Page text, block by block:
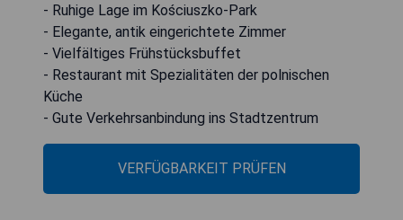
- Ruhige Lage im Kościuszko-Park
- Elegante, antik eingerichtete Zimmer
- Vielfältiges Frühstücksbuffet
- Restaurant mit Spezialitäten der polnischen
Küche
- Gute Verkehrsanbindung ins Stadtzentrum
VERFÜGBARKEIT PRÜFEN